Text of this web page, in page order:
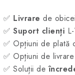
✅ Livrare de
✅ Suport clienți
✅ Opțiuni de plată
✅ Opțiuni de livrare
✅ Soluții de